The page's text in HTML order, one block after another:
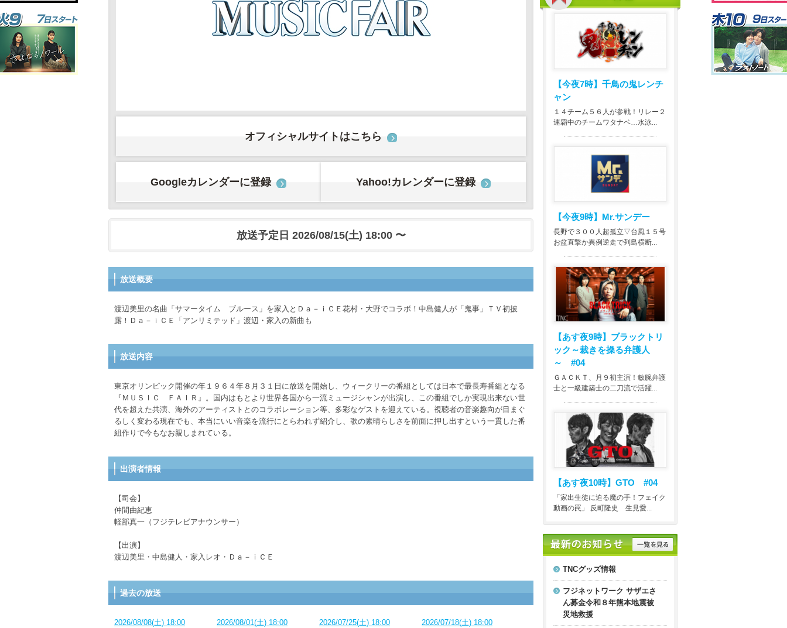
オフィシャルサイトはこちら
Googleカレンダーに登録 Yahoo!カレンダーに登録
放送予定日 2026/08/15(土) 18:00 〜
放送概要
渡辺美里の名曲「サマータイム ブルース」を家入とＤａ－ｉＣＥ花村・大野でコラボ！中島健人が「鬼事」ＴＶ初披
露！Ｄａ－ｉＣＥ「アンリミテッド」渡辺・家入の新曲も
放送内容
東京オリンピック開催の年１９６４年８月３１日に放送を開始し、ウィークリーの番組としては日本で最長寿番組となる
『ＭＵＳＩＣ ＦＡＩＲ』。国内はもとより世界各国から一流ミュージシャンが出演し、この番組でしか実現出来ない世
代を超えた共演、海外のアーティストとのコラボレーション等、多彩なゲストを迎えている。視聴者の音楽趣向が目まぐ
るしく変わる現在でも、本当にいい音楽を流行にとらわれず紹介し、歌の素晴らしさを前面に押し出すという一貫した番
組作りで今もなお親しまれている。
出演者情報
【司会】
仲間由紀恵
軽部真一（フジテレビアナウンサー）
【出演】
渡辺美里・中島健人・家入レオ・Ｄａ－ｉＣＥ
過去の放送
2026/08/08(土) 18:00 2026/08/01(土) 18:00 2026/07/25(土) 18:00
2026/07/18(土) 18:00
【今夜7時】 千鳥の鬼レンチ
ャン
１４チーム５６人が参戦！リレー２
連覇中のチームワタナベ…水泳...
【今夜9時】 Mr.サンデー
長野で３００人超孤立▽台風１５号
お盆直撃か異例逆走で列島横断...
【あす夜9時】 ブラックトリ
ック～裁きを操る弁護人
～ #04
ＧＡＣＫＴ、月９初主演！敏腕弁護
士と一級建築士の二刀流で活躍...
【あす夜10時】 GTO #04
「家出生徒に迫る魔の手！フェイク
動画の罠」 反町隆史 生見愛...
TNCグッズ情報
フジネットワーク サザエさ
ん募金令和８年熊本地震被
災地救援